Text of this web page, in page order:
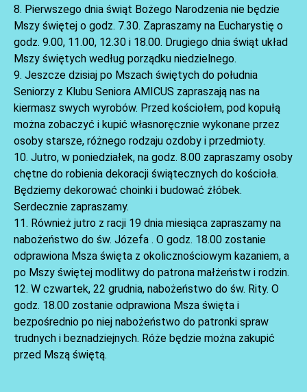
8. Pierwszego dnia świąt Bożego Narodzenia nie będzie
Mszy świętej o godz. 7.30. Zapraszamy na Eucharystię o
godz. 9.00, 11.00, 12.30 i 18.00. Drugiego dnia świąt układ
Mszy świętych według porządku niedzielnego.
9. Jeszcze dzisiaj po Mszach świętych do południa
Seniorzy z Klubu Seniora AMICUS zapraszają nas na
kiermasz swych wyrobów. Przed kościołem, pod kopułą
można zobaczyć i kupić własnoręcznie wykonane przez
osoby starsze, różnego rodzaju ozdoby i przedmioty.
10. Jutro, w poniedziałek, na godz. 8.00 zapraszamy osoby
chętne do robienia dekoracji świątecznych do kościoła.
Będziemy dekorować choinki i budować żłóbek.
Serdecznie zapraszamy.
11. Również jutro z racji 19 dnia miesiąca zapraszamy na
nabożeństwo do św. Józefa . O godz. 18.00 zostanie
odprawiona Msza święta z okolicznościowym kazaniem, a
po Mszy świętej modlitwy do patrona małżeństw i rodzin.
12. W czwartek, 22 grudnia, nabożeństwo do św. Rity. O
godz. 18.00 zostanie odprawiona Msza święta i
bezpośrednio po niej nabożeństwo do patronki spraw
trudnych i beznadziejnych. Róże będzie można zakupić
przed Mszą świętą.
AKTUALNOŚCI